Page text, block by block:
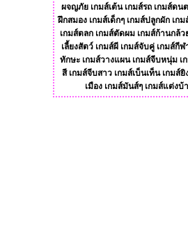
ผจญภัย เกมส์เต้น เกมส์รถ เกมส์ดน
ฝึกสมอง เกมส์เด็กๆ เกมส์ปลูกผัก เก
เกมส์ตลก เกมส์ตัดผม เกมส์ก้านกล้ว
เลี้ยงสัตว์ เกมส์ผี เกมส์จับคู่ เกมส์กีฬ
ทักษะ เกมส์วางแผน เกมส์จีบหนุ่ม เ
สี เกมส์จีบสาว เกมส์เบ็นเท็น เกมส์ยิ
เมือง เกมส์มันส์ๆ เกมส์แต่งบ้